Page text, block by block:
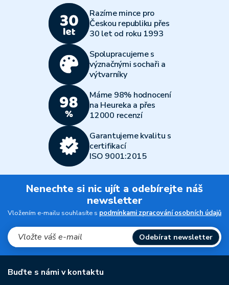
Razíme mince pro
Českou republiku přes
30 let od roku 1993
Spolupracujeme s
význačnými sochaři a
výtvarníky
Máme 98% hodnocení
na Heureka a přes
12000 recenzí
Garantujeme kvalitu s
certifikací
ISO 9001:2015
Nenechte si nic ujít a odebírejte náš
newsletter
Vložením e-mailu souhlasíte s podmínkami zpracování osobních údajů
Odebírat newsletter
Buďte s námi v kontaktu